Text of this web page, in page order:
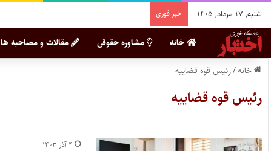
شنبه, ۱۷ مرداد, ۱۴۰۵ خبر فوری
خانه مشاوره حقوقی مقالات و مصاحبه ها
خانه/رئیس قوه قضاییه
رئیس قوه قضاییه
۴ آذر ۱۴۰۳